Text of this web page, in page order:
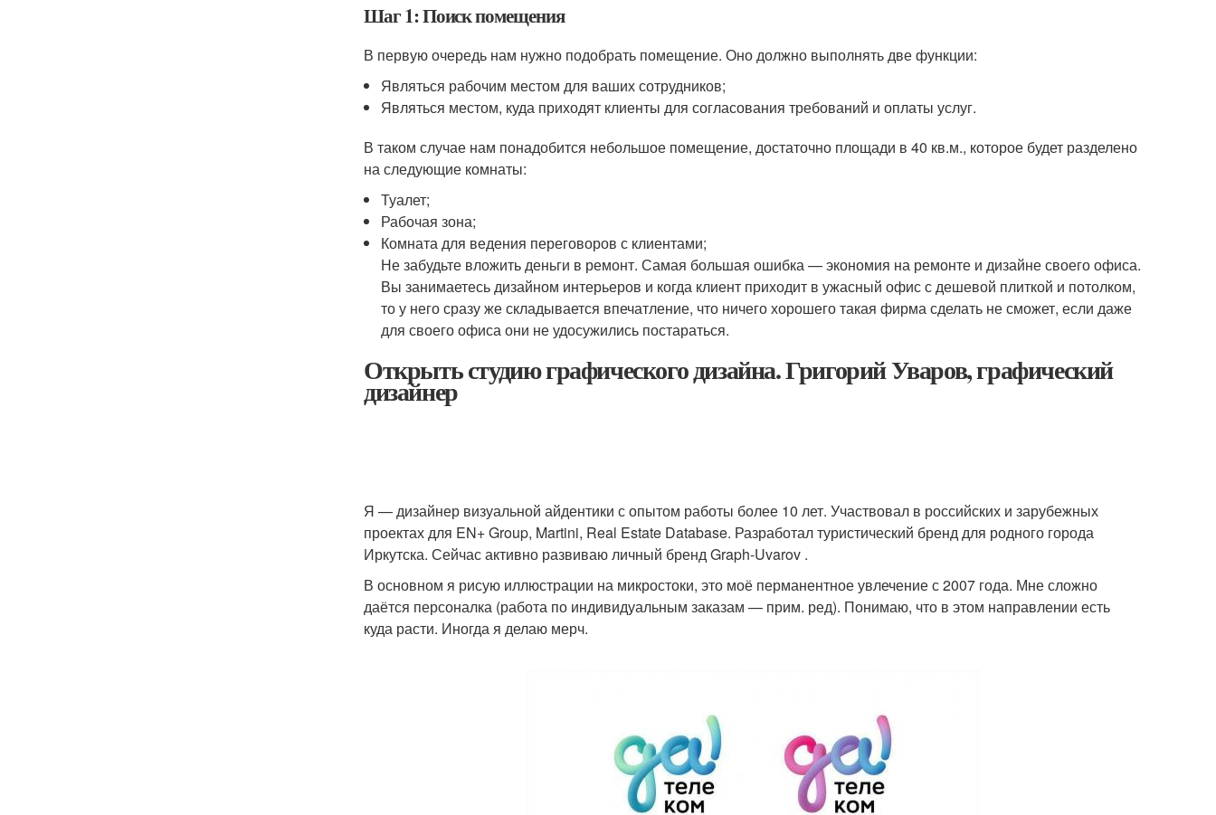
Шаг 1: Поиск помещения
В первую очередь нам нужно подобрать помещение. Оно должно выполнять две функции:
Являться рабочим местом для ваших сотрудников;
Являться местом, куда приходят клиенты для согласования требований и оплаты услуг.
В таком случае нам понадобится небольшое помещение, достаточно площади в 40 кв.м., которое будет разделено
на следующие комнаты:
Туалет;
Рабочая зона;
Комната для ведения переговоров с клиентами;
Не забудьте вложить деньги в ремонт. Самая большая ошибка — экономия на ремонте и дизайне своего офиса.
Вы занимаетесь дизайном интерьеров и когда клиент приходит в ужасный офис с дешевой плиткой и потолком,
то у него сразу же складывается впечатление, что ничего хорошего такая фирма сделать не сможет, если даже
для своего офиса они не удосужились постараться.
Открыть студию графического дизайна. Григорий Уваров, графический
дизайнер
Я — дизайнер визуальной айдентики с опытом работы более 10 лет. Участвовал в российских и зарубежных
проектах для EN+ Group, Martini, Real Estate Database. Разработал туристический бренд для родного города
Иркутска. Сейчас активно развиваю личный бренд Graph-Uvarov .
В основном я рисую иллюстрации на микростоки, это моё перманентное увлечение с 2007 года. Мне сложно
даётся персоналка (работа по индивидуальным заказам — прим. ред). Понимаю, что в этом направлении есть
куда расти. Иногда я делаю мерч.